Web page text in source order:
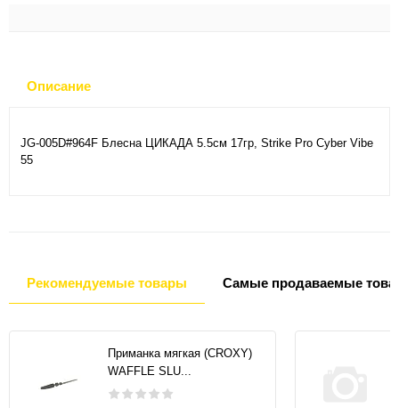
Описание
JG-005D#964F Блесна ЦИКАДА 5.5см 17гр, Strike Pro Cyber Vibe
55
Рекомендуемые товары Самые продаваемые
Приманка мягкая (CROXY)
WAFFLE SLU...